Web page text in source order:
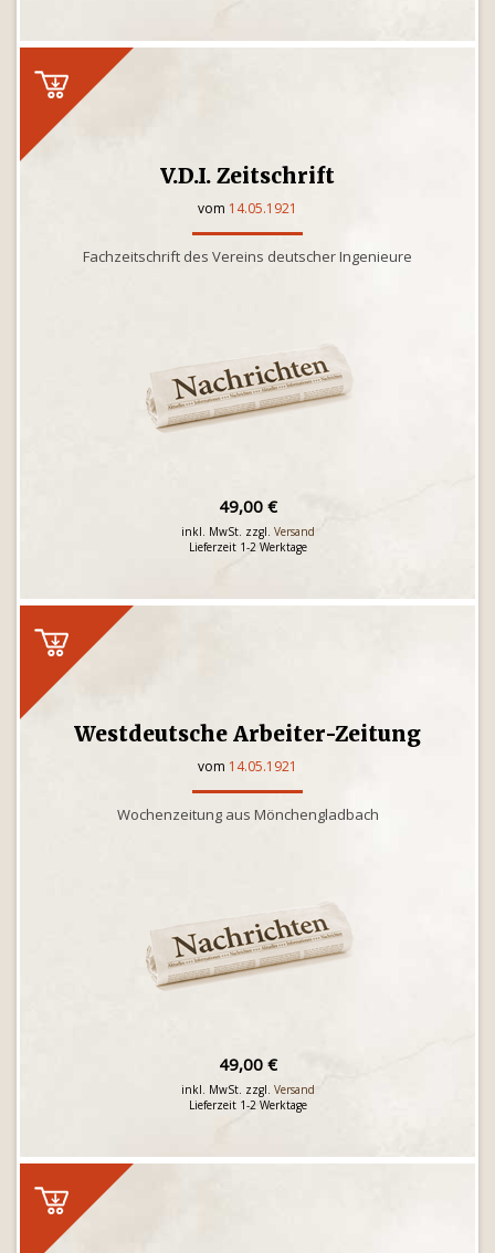
V.D.I. Zeitschrift
vom 14.05.1921
Fachzeitschrift des Vereins deutscher Ingenieure
49,00 €
inkl. MwSt. zzgl. Versand
Lieferzeit 1-2 Werktage
Westdeutsche Arbeiter-Zeitung
vom 14.05.1921
Wochenzeitung aus Mönchengladbach
49,00 €
inkl. MwSt. zzgl. Versand
Lieferzeit 1-2 Werktage